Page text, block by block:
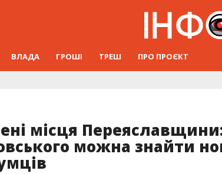
ВЛАДА ГРОШІ ТРЕШ ПРО ПРОЄКТ
місця Переяславщини:
можна знайти